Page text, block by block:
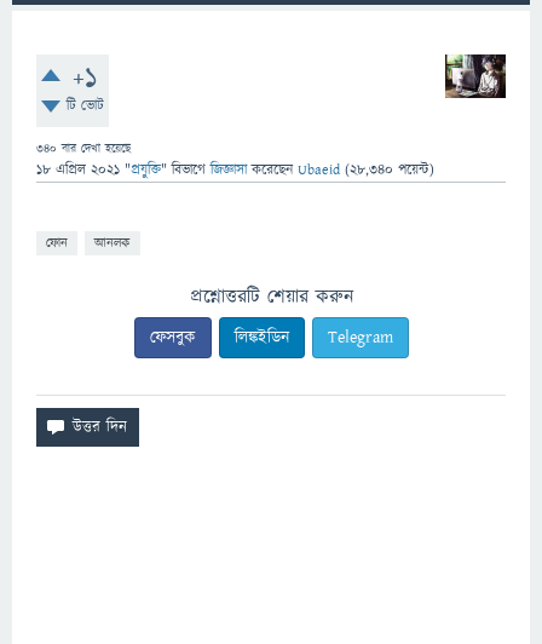
+1
টি ভোট
340 বার দেখা হয়েছে
18 এপ্রিল 2021 "প্রযুক্তি" বিভাগে জিজ্ঞাসাকরেছেনUbaeid (28,340 পয়েন্ট)
ফোন আনলক
প্রশ্নোত্তরটি শেয়ার করুন
ফেসবুক লিঙ্কইডিন Telegram